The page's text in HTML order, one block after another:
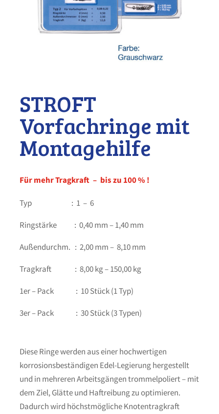
STROFT
Vorfachringe mit
Montagehilfe
Für mehr Tragkraft – bis zu 100 % !
Typ : 1 – 6
Ringstärke : 0,40 mm – 1,40 mm
Außendurchm. : 2,00 mm – 8,10 mm
Tragkraft : 8,00 kg – 150,00 kg
1er – Pack : 10 Stück (1 Typ)
3er – Pack : 30 Stück (3 Typen)
Diese Ringe werden aus einer hochwertigen
korrosionsbeständigen Edel-Legierung hergestellt
und in mehreren Arbeitsgängen trommelpoliert – mit
dem Ziel, Glätte und Haftreibung zu optimieren.
Dadurch wird höchstmögliche Knotentragkraft